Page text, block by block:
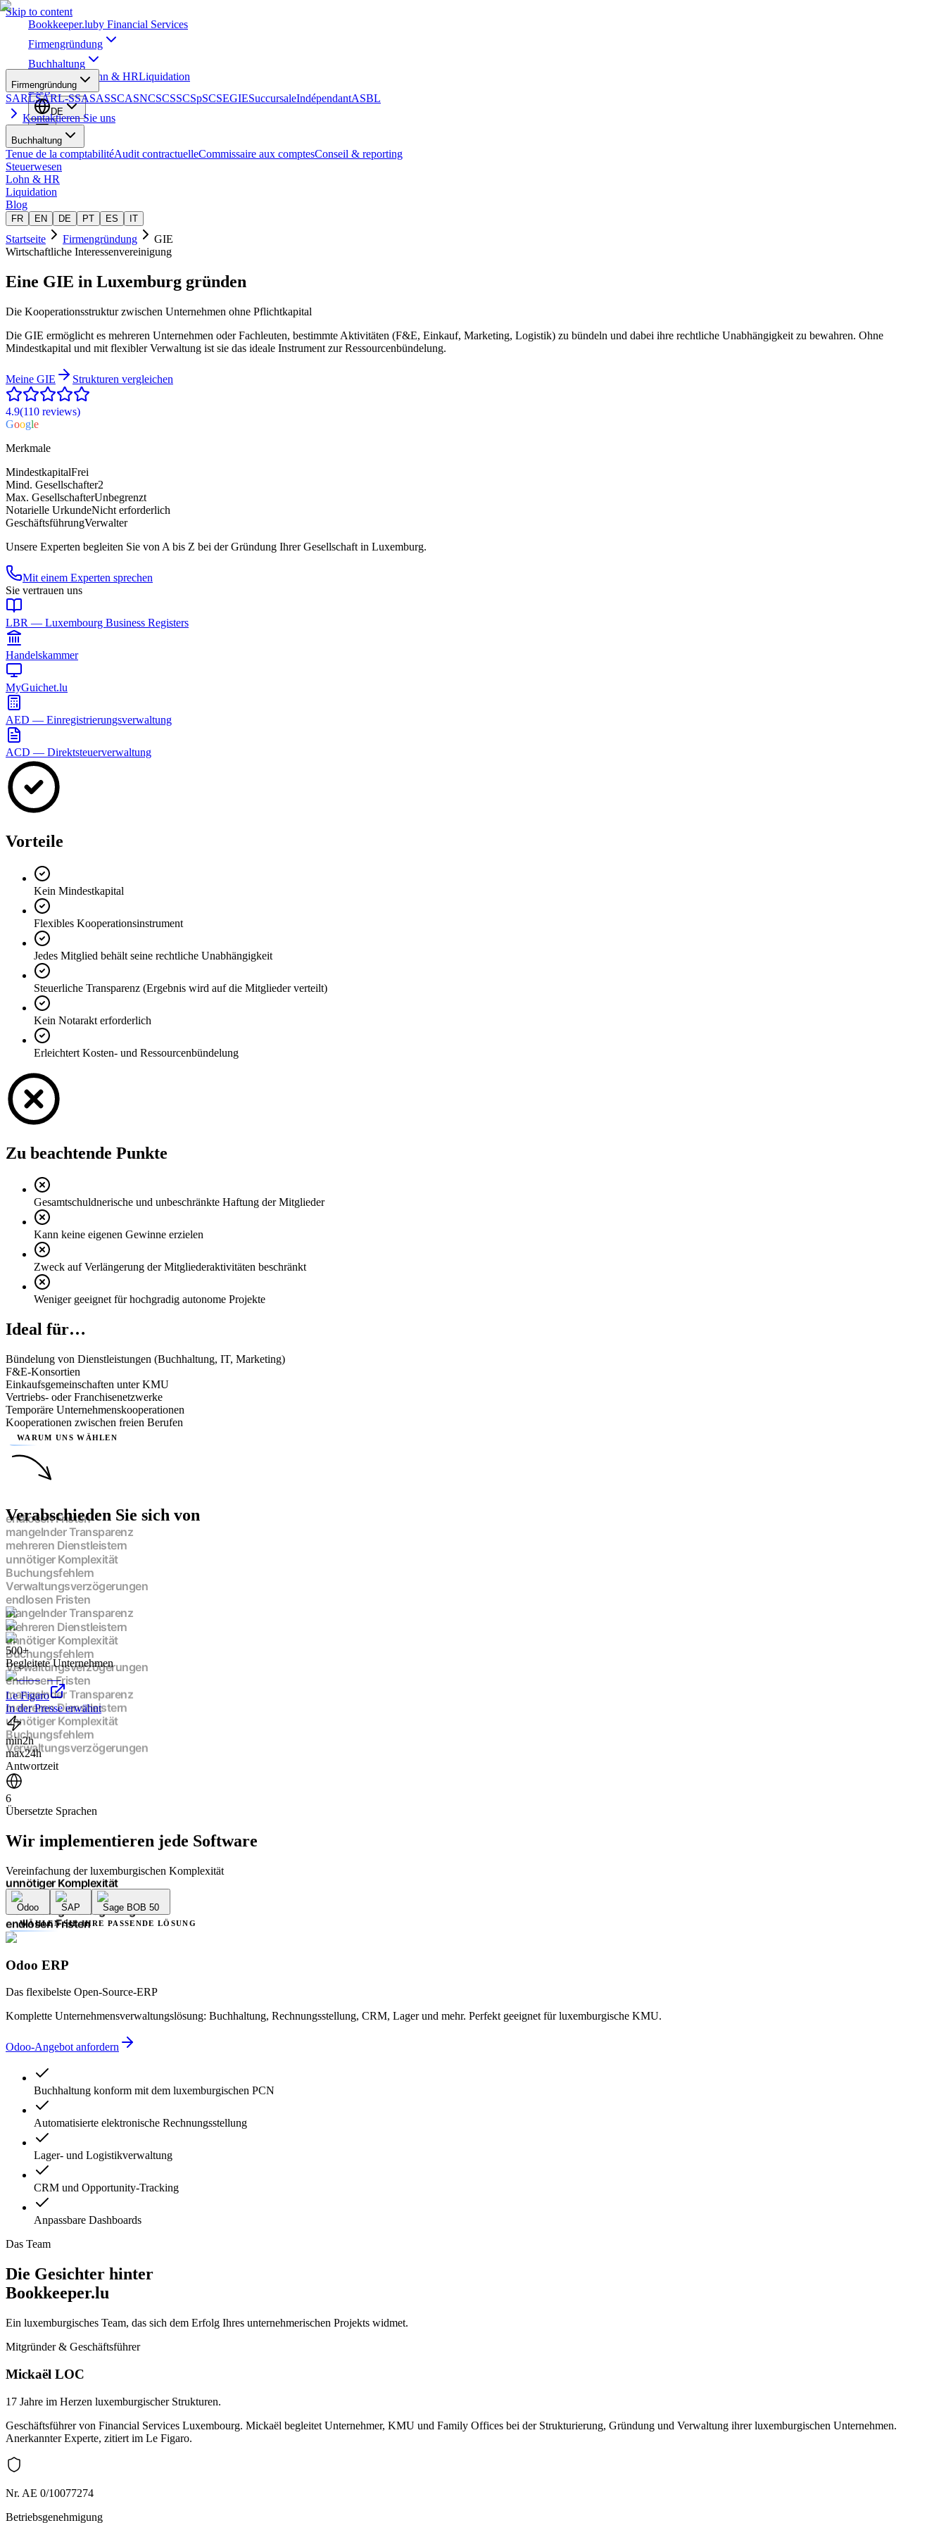
Skip to content
Bookkeeper.luby Financial Services
Firmengründung
Buchhaltung
Steuerwesen Lohn & HRLiquidation
Blog
DE
Firmengründung
SARLSARL-SSASASSCASNCSCSSCSpSCSEGIESuccursaleIndépendantASBL
Kontaktieren Sie uns
Buchhaltung
Tenue de la comptabilitéAudit contractuelleCommissaire aux comptesConseil & reporting
Steuerwesen
Lohn & HR
Liquidation
Blog
FR EN DE PT ES IT
Startseite Firmengründung
GIE
Wirtschaftliche Interessenvereinigung
Eine GIE in Luxemburg gründen
Die Kooperationsstruktur zwischen Unternehmen ohne Pflichtkapital
Die GIE ermöglicht es mehreren Unternehmen oder Fachleuten, bestimmte Aktivitäten (F&E, Einkauf, Marketing, Logistik) zu bündeln und dabei ihre rechtliche Unabhängigkeit zu bewahren. Ohne
Mindestkapital und mit flexibler Verwaltung ist sie das ideale Instrument zur Ressourcenbündelung.
Meine GIE Strukturen vergleichen
4.9(110 reviews)
Google
Merkmale
MindestkapitalFrei
Mind. Gesellschafter2
Max. GesellschafterUnbegrenzt
Notarielle UrkundeNicht erforderlich
GeschäftsführungVerwalter
Unsere Experten begleiten Sie von A bis Z bei der Gründung Ihrer Gesellschaft in Luxemburg.
Mit einem Experten sprechen
Sie vertrauen uns
LBR — Luxembourg Business Registers
Handelskammer
MyGuichet.lu
AED — Einregistrierungsverwaltung
ACD — Direktsteuerverwaltung
Vorteile
Kein Mindestkapital
Flexibles Kooperationsinstrument
Jedes Mitglied behält seine rechtliche Unabhängigkeit
Steuerliche Transparenz (Ergebnis wird auf die Mitglieder verteilt)
Kein Notarakt erforderlich
Erleichtert Kosten- und Ressourcenbündelung
Zu beachtende Punkte
Gesamtschuldnerische und unbeschränkte Haftung der Mitglieder
Kann keine eigenen Gewinne erzielen
Zweck auf Verlängerung der Mitgliederaktivitäten beschränkt
Weniger geeignet für hochgradig autonome Projekte
Ideal für…
Bündelung von Dienstleistungen (Buchhaltung, IT, Marketing)
F&E-Konsortien
Einkaufsgemeinschaften unter KMU
Vertriebs- oder Franchisenetzwerke
Temporäre Unternehmenskooperationen
Kooperationen zwischen freien Berufen
WARUM UNS WÄHLEN
Verabschieden Sie sich von
endlosen Fristen
mangelnder Transparenz
mehreren Dienstleistern
unnötiger Komplexität
Buchungsfehlern
Verwaltungsverzögerungen
endlosen Fristen
mangelnder Transparenz
mehreren Dienstleistern
unnötiger Komplexität
Buchungsfehlern
Verwaltungsverzögerungen
endlosen Fristen
mangelnder Transparenz
mehreren Dienstleistern
unnötiger Komplexität
Buchungsfehlern
Verwaltungsverzögerungen
endlosen Fristen
mangelnder Transparenz
mehreren Dienstleistern
unnötiger Komplexität
Buchungsfehlern
endlosen Fristen
mehreren Dienstleistern
unnötiger Komplexität
Buchungsfehlern
Verwaltungsverzögerungen
endlosen Fristen
mangelnder Transparenz
unnötiger Komplexität
Verwaltungsverzögerungen
500+
Begleitete Unternehmen
Le Figaro
In der Presse erwähnt
min2h
max24h
Antwortzeit
6
Übersetzte Sprachen
Wir implementieren jede Software
Vereinfachung der luxemburgischen Komplexität
Odoo SAP Sage BOB 50
WÄHLEN SIE IHRE PASSENDE LÖSUNG
Odoo ERP
Das flexibelste Open-Source-ERP
Komplette Unternehmensverwaltungslösung: Buchhaltung, Rechnungsstellung, CRM, Lager und mehr. Perfekt geeignet für luxemburgische KMU.
Odoo-Angebot anfordern
Buchhaltung konform mit dem luxemburgischen PCN
Automatisierte elektronische Rechnungsstellung
Lager- und Logistikverwaltung
CRM und Opportunity-Tracking
Anpassbare Dashboards
Das Team
Die Gesichter hinter
Bookkeeper.lu
Ein luxemburgisches Team, das sich dem Erfolg Ihres unternehmerischen Projekts widmet.
Mitgründer & Geschäftsführer
Mickaël LOC
17 Jahre im Herzen luxemburgischer Strukturen.
Geschäftsführer von Financial Services Luxembourg. Mickaël begleitet Unternehmer, KMU und Family Offices bei der Strukturierung, Gründung und Verwaltung ihrer luxemburgischen Unternehmen.
Anerkannter Experte, zitiert im Le Figaro.
Nr. AE 0/10077274
Betriebsgenehmigung